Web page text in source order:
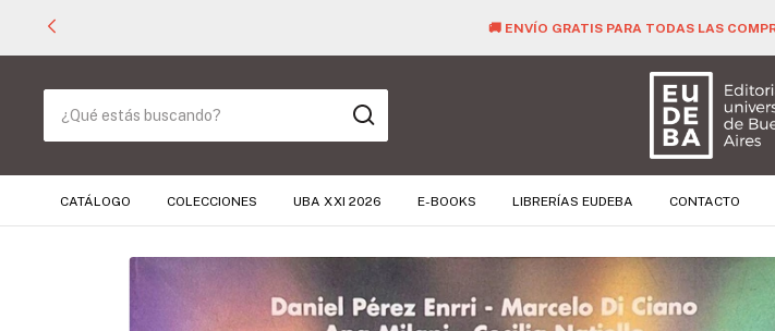
A $ 40.000 🚚
CATÁLOGO COLECCIONES UBA XXI 2026 E-BOOKS LIBRERÍAS EUDEBA CONTACTO